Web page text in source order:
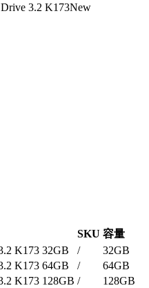
3.2 K173New
SKU 容量
K173 32GB
/
32GB
K173 64GB
/
64GB
K173 128GB /
128GB